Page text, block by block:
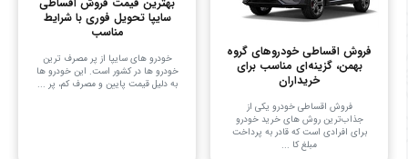
فروش اقساطی خودروهای گروه
بهمن، گزینه‌ای مناسب برای
خریداران
فروش اقساطی خودرو یکی از
جذاب‌ترین روش های خرید خودرو
برای افرادی است که قادر به پرداخت
مبلغ کا ...
سایپا تحویل فوری با شرایط
مناسب
خودرو های سایپا از پر مصرف ترین
خودرو ها در کشور است. این خودرو ها
به دلیل قیمت پایین و مصرف کم، پر ...